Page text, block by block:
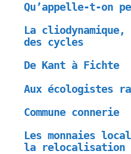
Qu’appelle-t-on
La
des cycles
De Kant à Fichte
Aux écologistes
Commune connerie
Les monnaies
la relocalisation